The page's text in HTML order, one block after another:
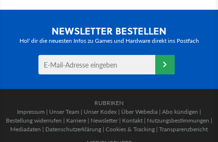
NEWSLETTER BESTELLEN
Hol' dir die neuesten Infos zu Games und Hardware direkt ins Postfach
RUBRIKEN
Impressum | Unser Team | Unser Kodex | Über Webedia | Abo kündigen |
Bestellung widerrufen | Karriere | Newsletter | Kontakt | Nutzungsbestimmungen |
Mediadaten | Datenschutzerklärung | Cookies & Tracking | Transparenzbericht